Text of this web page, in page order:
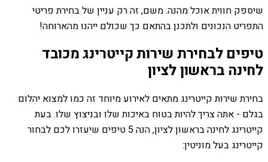
שיספק חווית אוכל מהנה. משם, זה רק עניין של בחירת פריטי
התפריט הנכונים ולתכנן בהתאם כך שכולם ייהנו מהארוחה!
טיפים לבחירת שירות קייטרינג מכובד
לחינה בראשון לציון
בחירת שירות קייטרינג מתאים לאירוע מיוחד זה כמו למצוא יהלום
בגלם - אתה צריך להיות בטוח באיכות שלו ובניצוץ שלו. בעת
קייטרינג לחינה בראשון לציון, הנה 5 טיפים שיעזרו לכם לבחור
קייטרינג בעל מוניטין: